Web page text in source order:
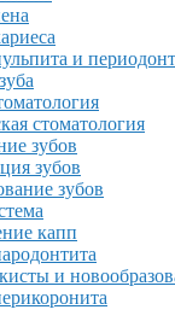
и
стоматология
зубов
зубов
зубов
капп
и